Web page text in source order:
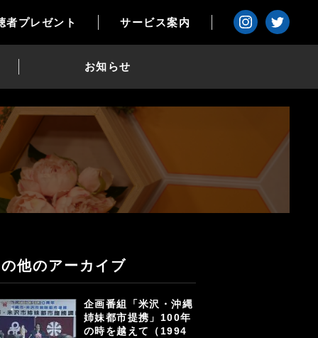
者プレゼント サービス案内
お知らせ
その他のアーカイブ
企画番組「米沢・沖縄
姉妹都市提携」100年
の時を越えて（1994